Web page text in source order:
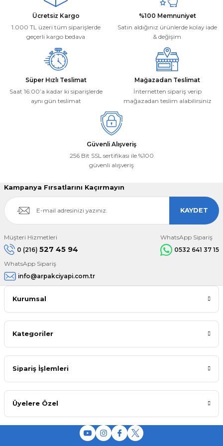
Ürün bilgilerinde hatalar bulunuyor.
Ürün fiyatı diğer sitelerden daha pahalı.
Bu ürüne benzer farklı alternatifler olmalı.
Deneyimini Paylaş
Ücretsiz Kargo
1.000 TL üzeri tüm siparişlerde
geçerli kargo bedava
%100 Memnuniyet
Satın aldığınız ürünlerde kolay iade
& değişim
Süper Hızlı Teslimat
Saat 16:00’a kadar ki siparişlerde
aynı gün teslimat
Mağazadan Teslimat
İnternetten sipariş verip
mağazadan teslim alabilirsiniz
Güvenli Alışveriş
256 Bit SSL sertifikası ile %100
güvenli alışveriş
Kampanya Fırsatlarını Kaçırmayın
KAYDET
Müşteri Hizmetleri
0 (216) 527 45 94
WhatsApp Sipariş
0532 641 37 15
WhatsApp Sipariş
info@arpakciyapi.com.tr
Kurumsal
Kategoriler
Sipariş İşlemleri
Üyelere Özel